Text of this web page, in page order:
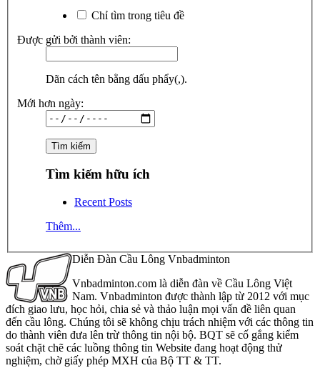
Chỉ tìm trong tiêu đề
Được gửi bởi thành viên:
Dãn cách tên bằng dấu phẩy(,).
Mới hơn ngày:
Tìm kiếm hữu ích
Recent Posts
Thêm...
Diễn Đàn Cầu Lông Vnbadminton
Vnbadminton.com là diễn đàn về Cầu Lông Việt
Nam. Vnbadminton được thành lập từ 2012 với mục
đích giao lưu, học hỏi, chia sẻ và thảo luận mọi vấn đề liên quan
đến cầu lông. Chúng tôi sẽ không chịu trách nhiệm với các thông tin
do thành viên đưa lên trừ thông tin nội bộ. BQT sẽ cố gắng kiểm
soát chặt chẽ các luồng thông tin Website đang hoạt động thử
nghiệm, chờ giấy phép MXH của Bộ TT & TT.